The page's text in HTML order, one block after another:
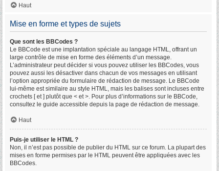
Haut
Mise en forme et types de sujets
Que sont les BBCodes ?
Le BBCode est une implantation spéciale au langage HTML, offrant un
large contrôle de mise en forme des éléments d’un message.
L’administrateur peut décider si vous pouvez utiliser les BBCodes, vous
pouvez aussi les désactiver dans chacun de vos messages en utilisant
l’option appropriée du formulaire de rédaction de message. Le BBCode
lui-même est similaire au style HTML, mais les balises sont incluses entre
crochets [ et ] plutôt que < et >. Pour plus d’informations sur le BBCode,
consultez le guide accessible depuis la page de rédaction de message.
Haut
Puis-je utiliser le HTML ?
Non, il n’est pas possible de publier du HTML sur ce forum. La plupart des
mises en forme permises par le HTML peuvent être appliquées avec les
BBCodes.